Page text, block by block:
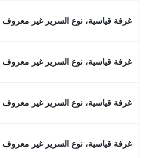
غرفة قياسية، نوع السرير غير معروف
غرفة قياسية، نوع السرير غير معروف
غرفة قياسية، نوع السرير غير معروف
غرفة قياسية، نوع السرير غير معروف